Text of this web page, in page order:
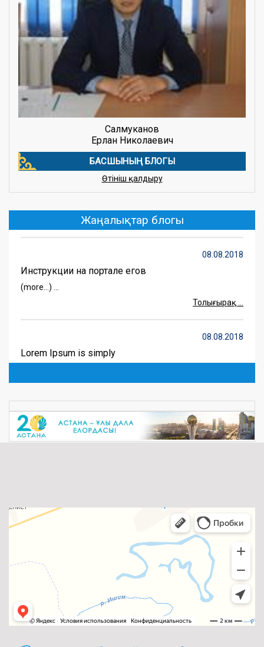
Салмуканов
Ерлан Николаевич
БАСШЫНЫҢ БЛОГЫ
Өтініш қалдыру
Жаңалықтар блогы
16.10.2020
«Петровка аграрлық-техникалық колледжі»
08.08.2018
Инструкции на портале егов
(more…) ...
Толығырақ ...
08.08.2018
Lorem Ipsum is simply
Lorem Ipsum is simply dummy text of the printing and
standard dummy text ever since the 1500s, when an
Толығырақ ...
08.08.2018
Толығырақ ...